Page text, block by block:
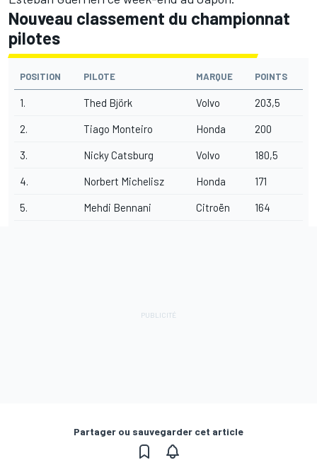
Nouveau classement du championnat
pilotes
POSITION PILOTE MARQUE POINTS
1. Thed Björk Volvo 203,5
2. Tiago Monteiro Honda 200
3. Nicky Catsburg Volvo 180,5
4. Norbert Michelisz Honda 171
5. Mehdi Bennani Citroën 164
Partager ou sauvegarder cet article